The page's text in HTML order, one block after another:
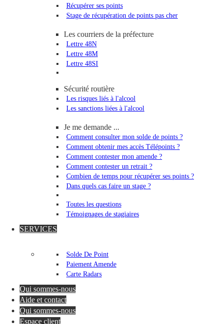
Récupérer ses points
Stage de récupération de points pas cher
Les courriers de la préfecture
Lettre 48N
Lettre 48M
Lettre 48SI
Sécurité routière
Les risques liés à l'alcool
Les sanctions liées à l'alcool
Je me demande ...
Comment consulter mon solde de points ?
Comment obtenir mes accès Télépoints ?
Comment contester mon amende ?
Comment contester un retrait ?
Combien de temps pour récupérer ses points ?
Dans quels cas faire un stage ?
Toutes les questions
Témoignages de stagiaires
SERVICES
Solde De Point
Paiement Amende
Carte Radars
Qui sommes-nous
Aide et contact
Qui sommes-nous
Espace client